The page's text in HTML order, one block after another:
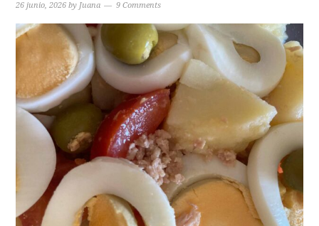
26 junio, 2026 by Juana 9 Comments